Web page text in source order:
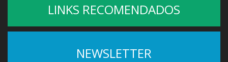
LINKS RECOMENDADOS
NEWSLETTER